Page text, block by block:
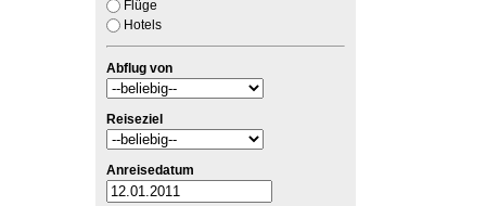
Flüge
Hotels
Abflug von
Reiseziel
Anreisedatum